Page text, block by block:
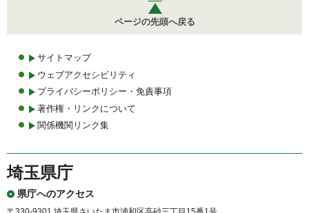
ページの先頭へ戻る
サイトマップ
ウェブアクセシビリティ
プライバシーポリシー・免責事項
著作権・リンクについて
関係機関リンク集
埼玉県庁
県庁へのアクセス